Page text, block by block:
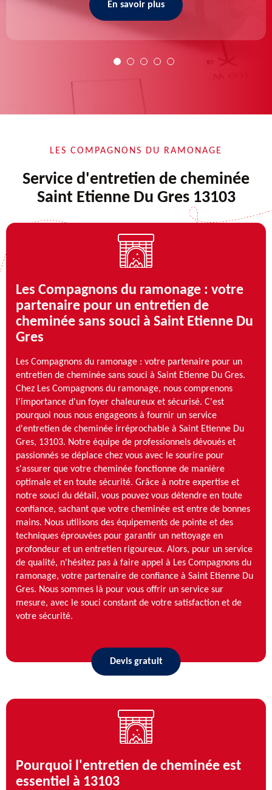
En savoir plus
LES COMPAGNONS DU RAMONAGE
Service d'entretien de cheminée
Saint Etienne Du Gres 13103
Les Compagnons du ramonage : votre
partenaire pour un entretien de
cheminée sans souci à Saint Etienne Du
Gres
Les Compagnons du ramonage : votre partenaire pour un
entretien de cheminée sans souci à Saint Etienne Du Gres.
Chez Les Compagnons du ramonage, nous comprenons
l'importance d'un foyer chaleureux et sécurisé. C'est
pourquoi nous nous engageons à fournir un service
d'entretien de cheminée irréprochable à Saint Etienne Du
Gres, 13103. Notre équipe de professionnels dévoués et
passionnés se déplace chez vous avec le sourire pour
s'assurer que votre cheminée fonctionne de manière
optimale et en toute sécurité. Grâce à notre expertise et
notre souci du détail, vous pouvez vous détendre en toute
confiance, sachant que votre cheminée est entre de bonnes
mains. Nous utilisons des équipements de pointe et des
techniques éprouvées pour garantir un nettoyage en
profondeur et un entretien rigoureux. Alors, pour un service
de qualité, n'hésitez pas à faire appel à Les Compagnons du
ramonage, votre partenaire de confiance à Saint Etienne Du
Gres. Nous sommes là pour vous offrir un service sur
mesure, avec le souci constant de votre satisfaction et de
votre sécurité.
Devis gratuit
Pourquoi l'entretien de cheminée est
essentiel à 13103